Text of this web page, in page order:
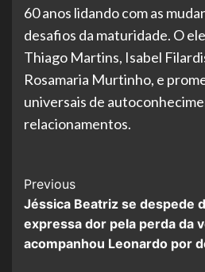
60 anos lidando com as
desafios da maturidade. O
Thiago Martins, Isabel
Rosamaria Murtinho, e
universais de
relacionamentos.
Post
Navigation
Previous
Jéssica Beatriz se despede
expressa dor pela perda da
acompanhou Leonardo por